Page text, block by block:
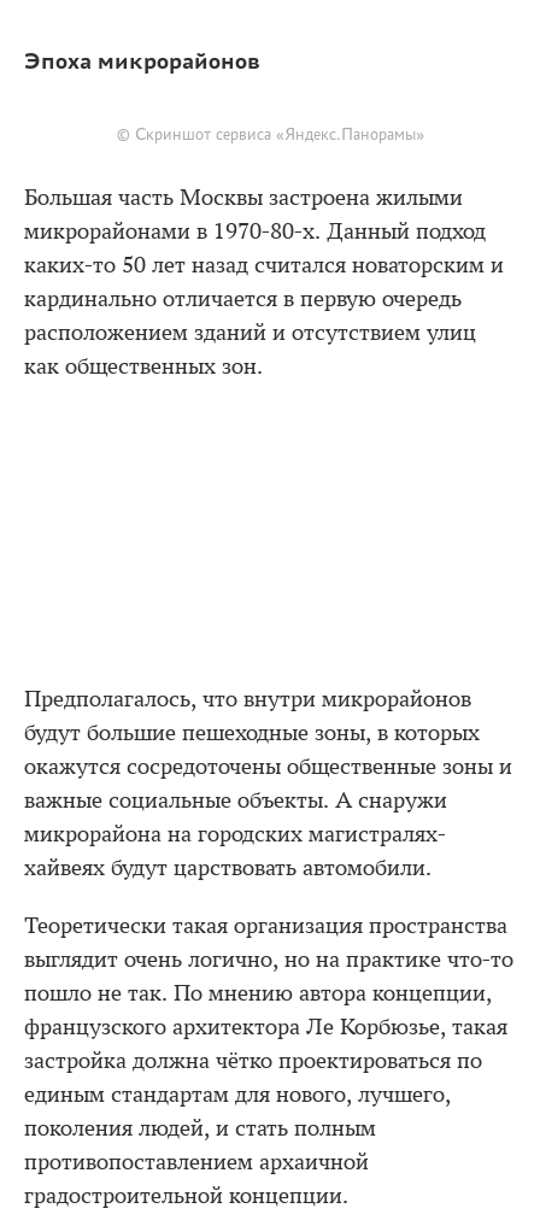
Эпоха микрорайонов
© Скриншот сервиса «Яндекс.Панорамы»
Большая часть Москвы застроена жилыми
микрорайонами в 1970-80-х. Данный подход
каких-то 50 лет назад считался новаторским и
кардинально отличается в первую очередь
расположением зданий и отсутствием улиц
как общественных зон.
Предполагалось, что внутри микрорайонов
будут большие пешеходные зоны, в которых
окажутся сосредоточены общественные зоны и
важные социальные объекты. А снаружи
микрорайона на городских магистралях-
хайвеях будут царствовать автомобили.
Теоретически такая организация пространства
выглядит очень логично, но на практике что-то
пошло не так. По мнению автора концепции,
французского архитектора Ле Корбюзье, такая
застройка должна чётко проектироваться по
единым стандартам для нового, лучшего,
поколения людей, и стать полным
противопоставлением архаичной
градостроительной концепции.